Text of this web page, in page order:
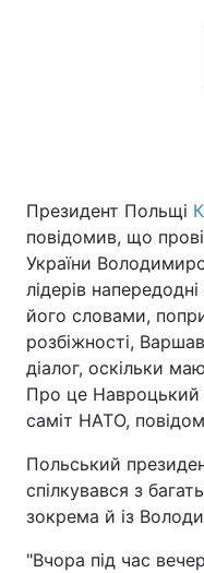
Президент Польщі
повідомив, що
України
лідерів
його словами,
розбіжності,
діалог, оскільки
Про це Навроцький
саміт НАТО,
Польський
спілкувався з
зокрема й із
"Вчора під час